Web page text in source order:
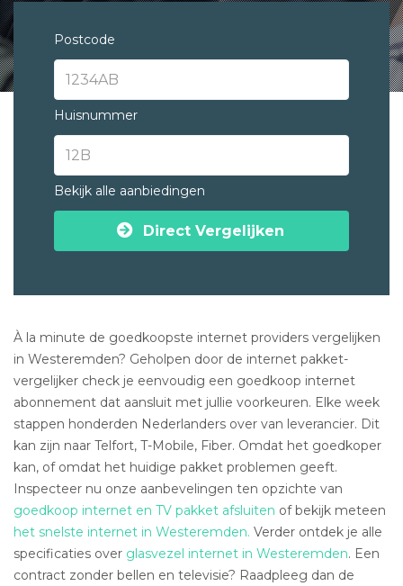
Postcode
Huisnummer
Bekijk alle aanbiedingen
Direct Vergelijken
À la minute de goedkoopste internet providers vergelijken
in Westeremden? Geholpen door de internet pakket-
vergelijker check je eenvoudig een goedkoop internet
abonnement dat aansluit met jullie voorkeuren. Elke week
stappen honderden Nederlanders over van leverancier. Dit
kan zijn naar Telfort, T-Mobile, Fiber. Omdat het goedkoper
kan, of omdat het huidige pakket problemen geeft.
Inspecteer nu onze aanbevelingen ten opzichte van
goedkoop internet en TV pakket afsluiten of bekijk meteen
het snelste internet in Westeremden. Verder ontdek je alle
specificaties over glasvezel internet in Westeremden. Een
contract zonder bellen en televisie? Raadpleeg dan de